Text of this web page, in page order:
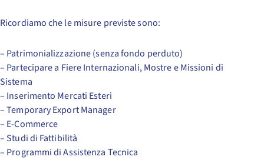
Ricordiamo che le misure previste sono:
– Patrimonializzazione (senza fondo perduto)
– Partecipare a Fiere Internazionali, Mostre e Missioni di
Sistema
– Inserimento Mercati Esteri
– Temporary Export Manager
– E-Commerce
– Studi di Fattibilità
– Programmi di Assistenza Tecnica